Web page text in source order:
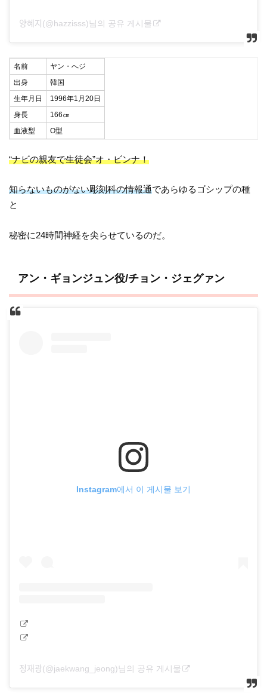
양혜지(@hazzisss)님의 공유 게시물
名前
ヤン・へジ
出身
韓国
生年月日
1996年1月20日
身長
166㎝
血液型
O型
“ナビの親友で生徒会”オ・ビンナ！
知らないものがない彫刻科の情報通であらゆるゴシップの種
と
秘密に24時間神経を尖らせているのだ。
アン・ギョンジュン役/チョン・ジェグァン
Instagram에서 이 게시물 보기
정재광(@jaekwang_jeong)님의 공유 게시물